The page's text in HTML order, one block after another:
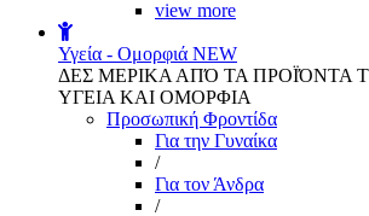
view more
Υγεία - Ομορφιά NEW
ΔΕΣ ΜΕΡΙΚΑ ΑΠΌ ΤΑ ΠΡΟΪΌΝΤΑ
ΥΓΕΙΑ ΚΑΙ ΟΜΟΡΦΙΑ
Προσωπική Φροντίδα
Για την Γυναίκα
/
Για τον Άνδρα
/